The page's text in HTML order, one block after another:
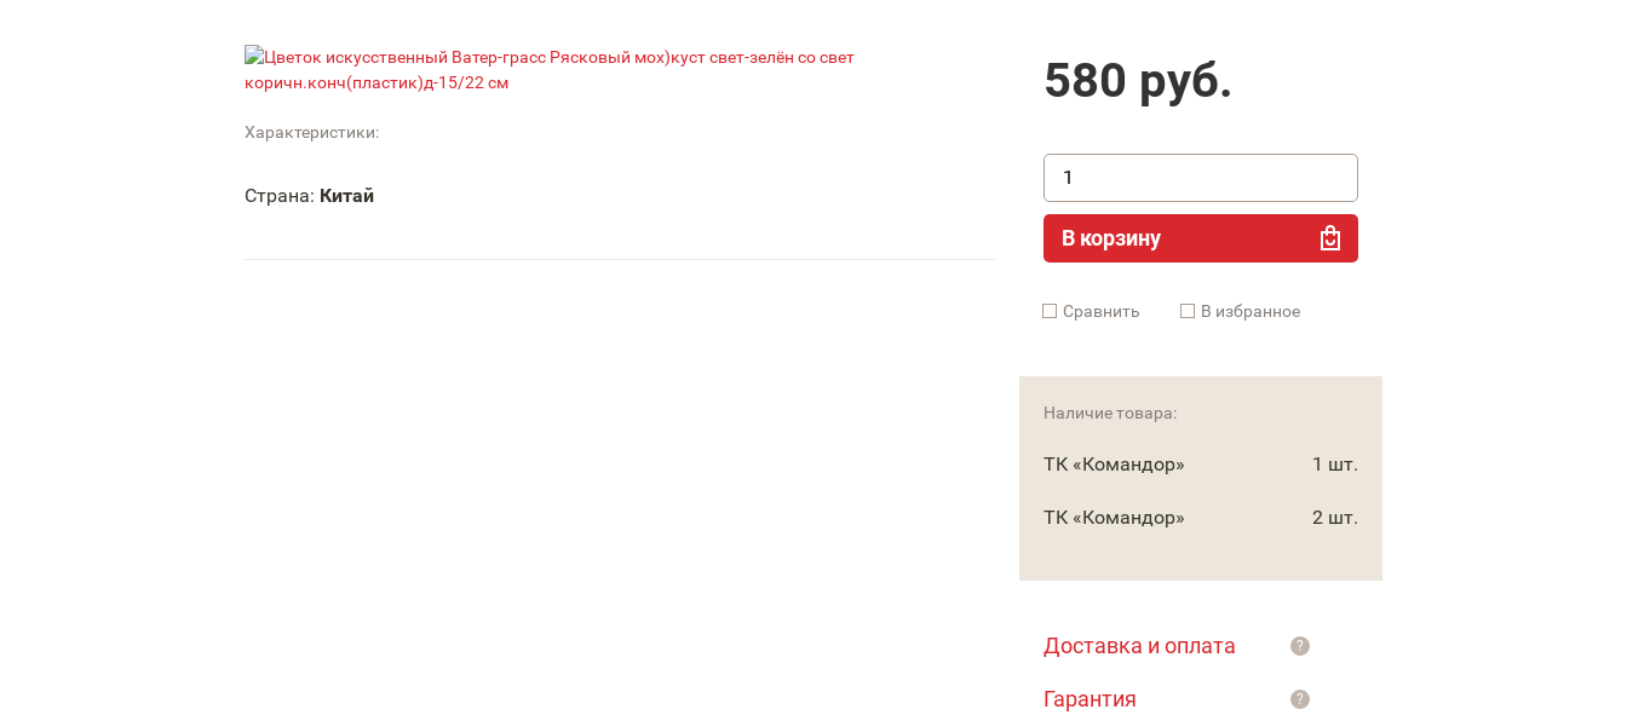
Характеристики:
Страна: Китай
580 руб.
В корзину
Cравнить В избранное
Наличие товара:
ТК «Командор» 1 шт.
ТК «Командор» 2 шт.
Доставка и оплата ?
Гарантия ?